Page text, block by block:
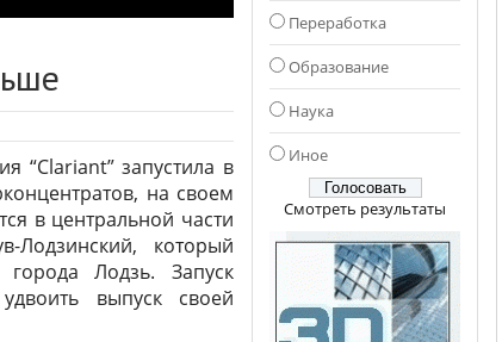
“Clariant” запустила в
на своем
в центральной части
Лодзинский, который
Лодзь. Запуск
выпуск своей
Переработка
Образование
Наука
Иное
Смотреть результаты